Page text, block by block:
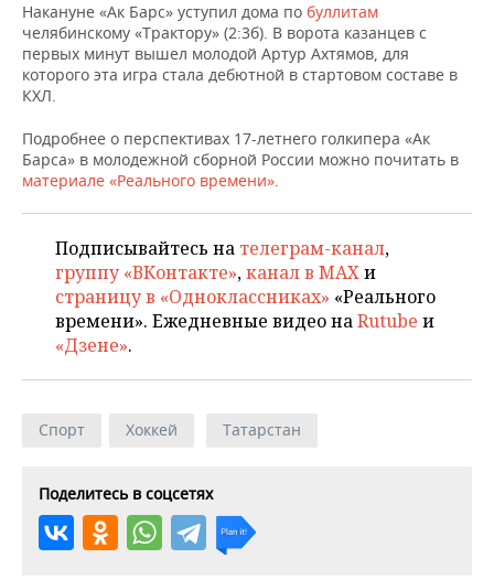
Накануне «Ак Барс» уступил дома по буллитам
челябинскому «Трактору» (2:3б). В ворота казанцев с
первых минут вышел молодой Артур Ахтямов, для
которого эта игра стала дебютной в стартовом составе в
КХЛ.
Подробнее о перспективах 17-летнего голкипера «Ак
Барса» в молодежной сборной России можно почитать в
материале «Реального времени».
Подписывайтесь на телеграм-канал,
группу «ВКонтакте»,канал в MAXи
страницу в «Одноклассниках» «Реального
времени». Ежедневные видео наRutube и
«Дзене».
Спорт Хоккей Татарстан
Поделитесь в соцсетях